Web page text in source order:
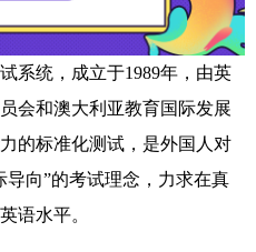
系统，成立于1989年，由英
会和澳大利亚教育国际发展
的标准化测试，是外国人对
向”的考试理念，力求在真
语水平。